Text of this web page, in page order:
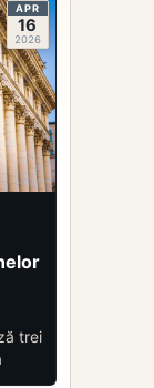
APR
16
2026
trei